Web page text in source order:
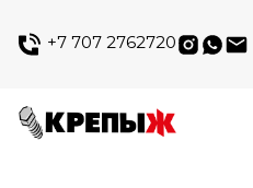
+7 707 2762720